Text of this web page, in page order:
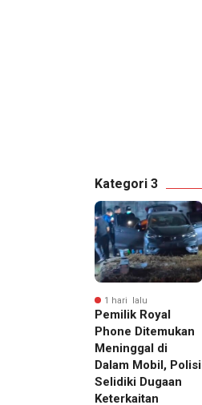
Kategori 3
1 hari lalu
Pemilik Royal
Phone Ditemukan
Meninggal di
Dalam Mobil, Polisi
Selidiki Dugaan
Keterkaitan